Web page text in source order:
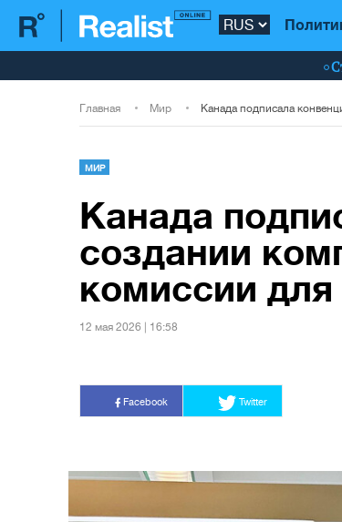
Главная Мир
МИР
Канада
создании
комиссии
12 мая 2026 | 16:58
Facebook Twitter